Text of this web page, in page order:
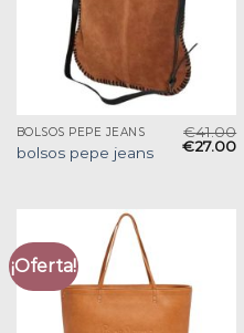
BOLSOS PEPE JEANS
bolsos pepe jeans
€41.00
€27.00
¡Oferta!